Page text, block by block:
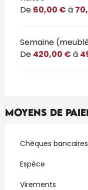
De 60,00 € à
Semaine
De 420,00 € à
Moyens de
Chèques bancaires
Espèce
Virements